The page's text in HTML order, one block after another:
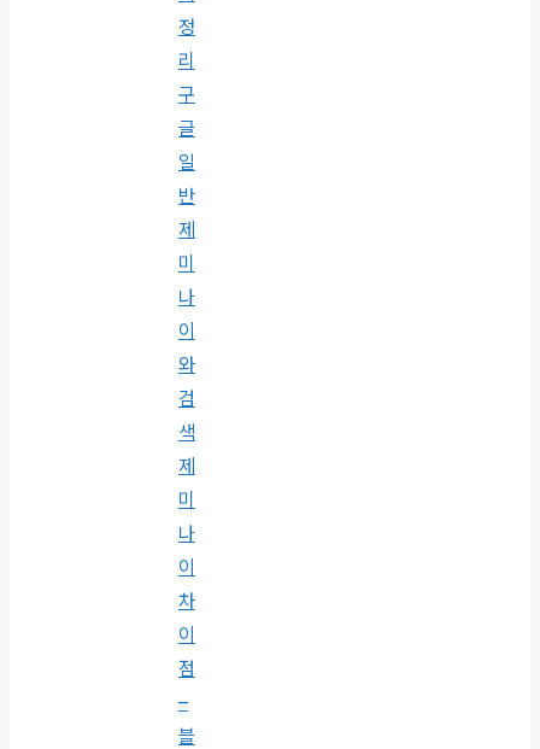
정
리
구
글
일
반
제
미
나
이
와
검
색
제
미
나
이
차
이
점
–
블